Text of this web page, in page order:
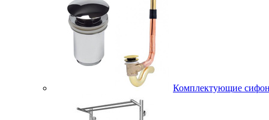
Комплектующие